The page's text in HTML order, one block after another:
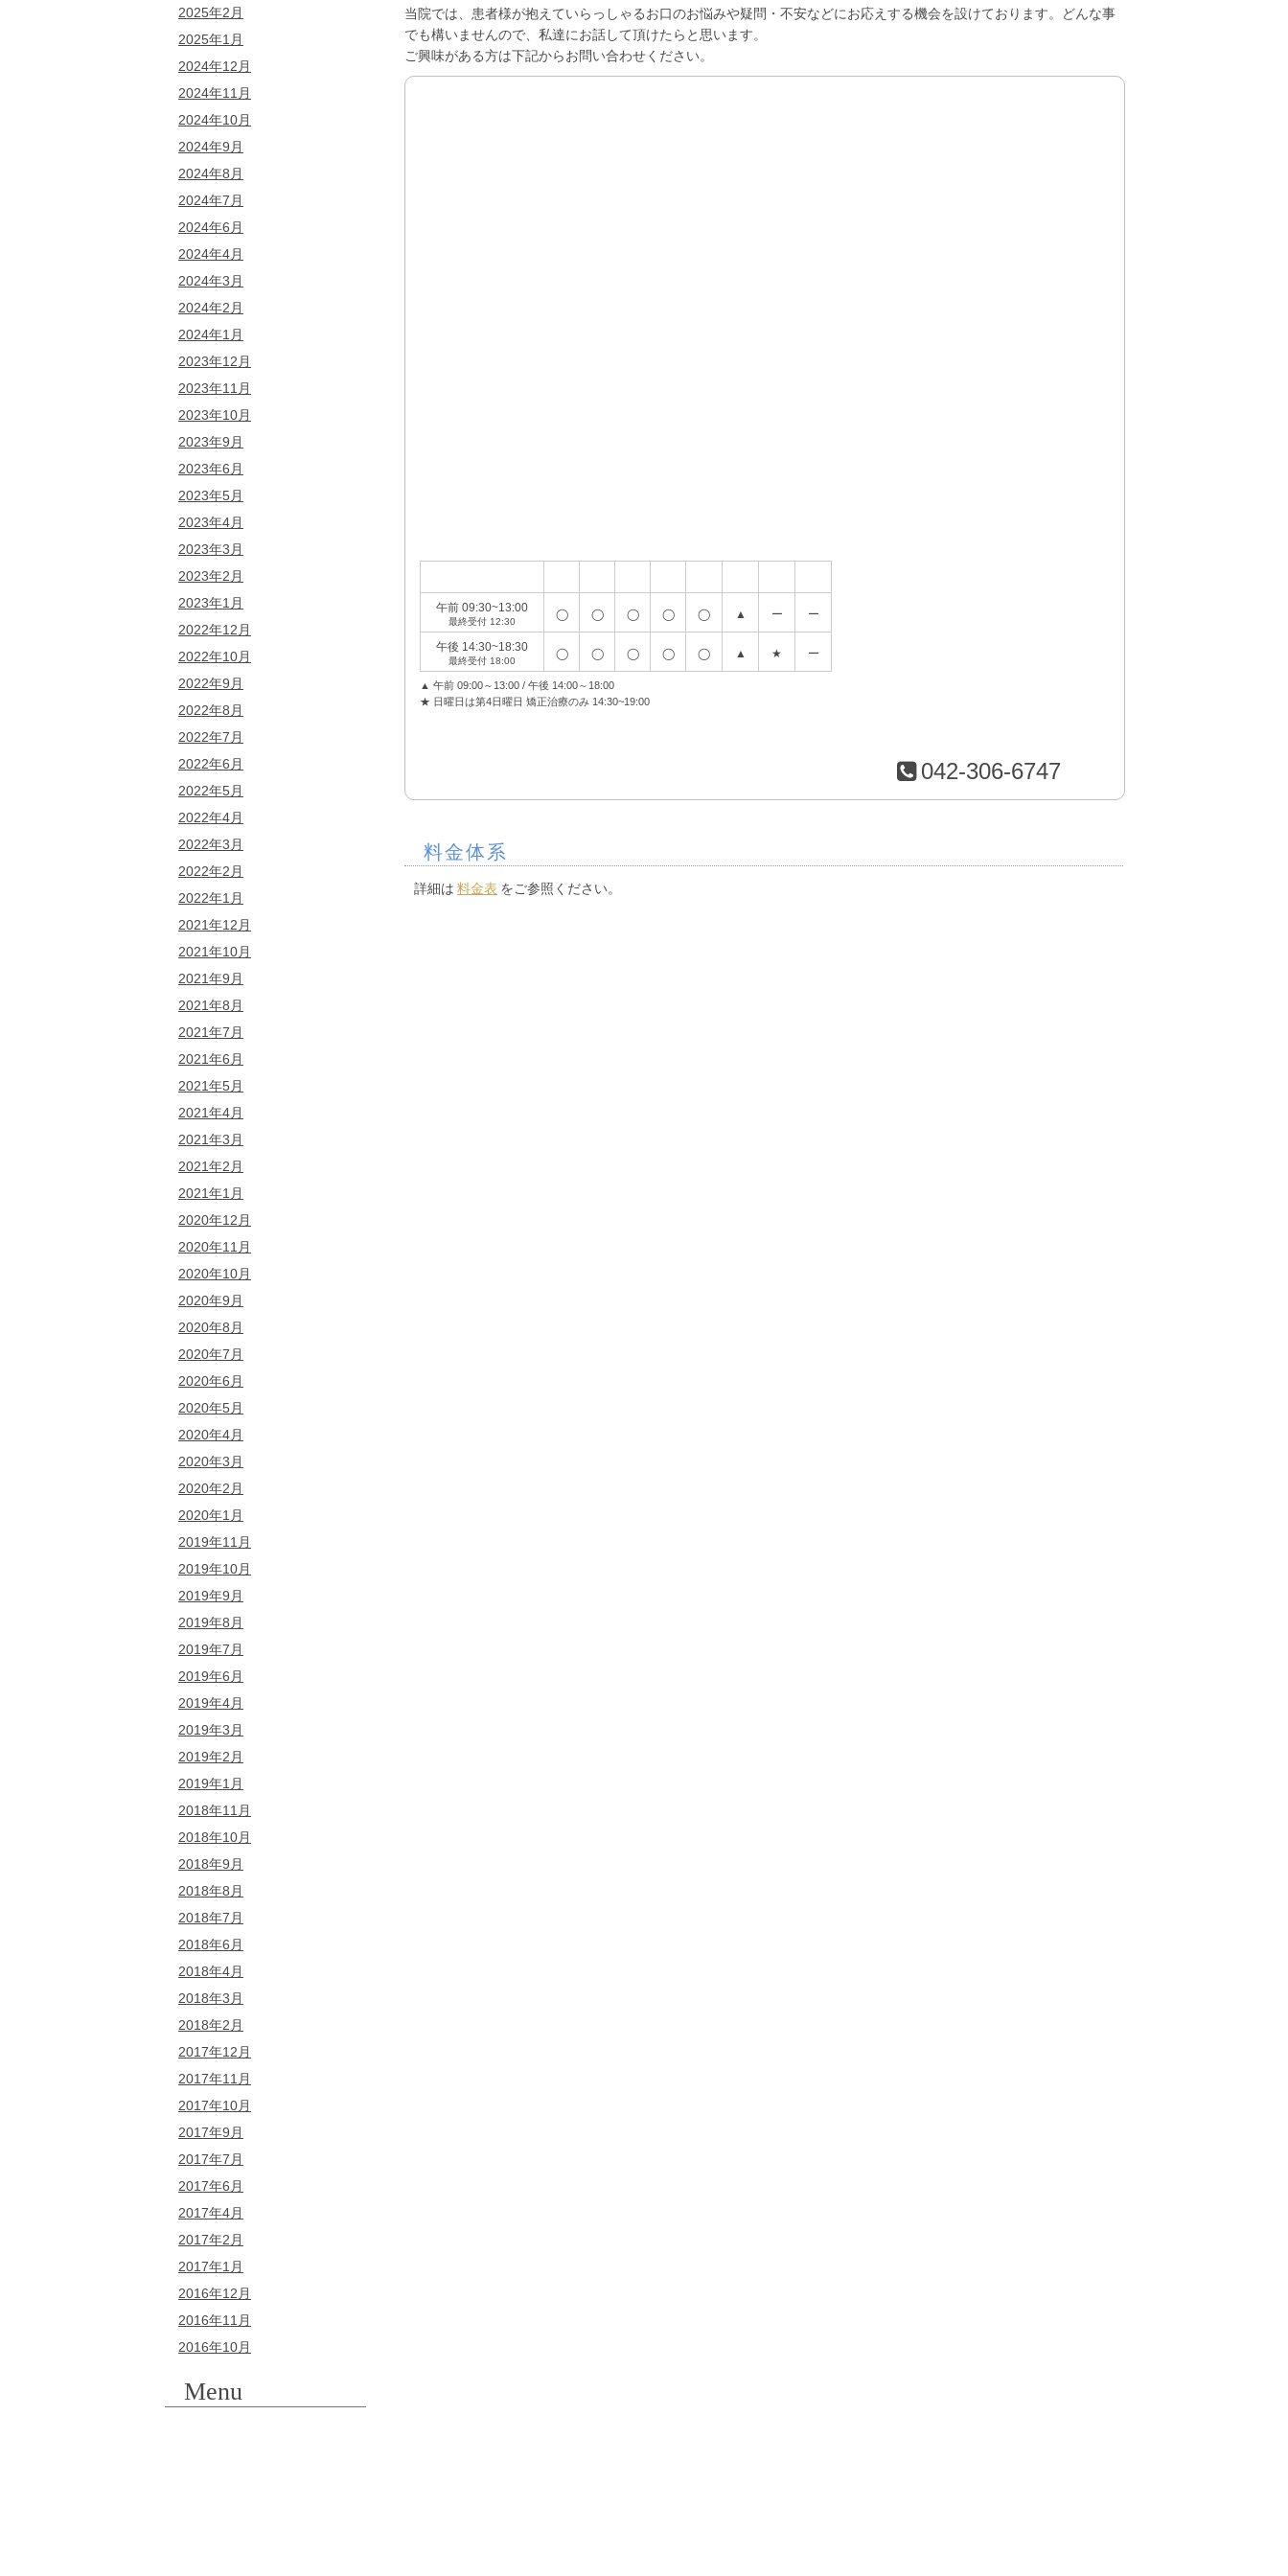
2025年2月
2025年1月
2024年12月
2024年11月
2024年10月
2024年9月
2024年8月
2024年7月
2024年6月
2024年4月
2024年3月
2024年2月
2024年1月
2023年12月
2023年11月
2023年10月
2023年9月
2023年6月
2023年5月
2023年4月
2023年3月
2023年2月
2023年1月
2022年12月
2022年10月
2022年9月
2022年8月
2022年7月
2022年6月
2022年5月
2022年4月
2022年3月
2022年2月
2022年1月
2021年12月
2021年10月
2021年9月
2021年8月
2021年7月
2021年6月
2021年5月
2021年4月
2021年3月
2021年2月
2021年1月
2020年12月
2020年11月
2020年10月
2020年9月
2020年8月
2020年7月
2020年6月
2020年5月
2020年4月
2020年3月
2020年2月
2020年1月
2019年11月
2019年10月
2019年9月
2019年8月
2019年7月
2019年6月
2019年4月
2019年3月
2019年2月
2019年1月
2018年11月
2018年10月
2018年9月
2018年8月
2018年7月
2018年6月
2018年4月
2018年3月
2018年2月
2017年12月
2017年11月
2017年10月
2017年9月
2017年7月
2017年6月
2017年4月
2017年2月
2017年1月
2016年12月
2016年11月
2016年10月
Menu
当院では、患者様が抱えていらっしゃるお口のお悩みや疑問・不安などにお応えする機会を設けております。どんな事
でも構いませんので、私達にお話して頂けたらと思います。
ご興味がある方は下記からお問い合わせください。
午前 09:30~13:00
最終受付 12:30
◯ ◯ ◯ ◯ ◯ ▲ ー ー
午後 14:30~18:30
最終受付 18:00
◯ ◯ ◯ ◯ ◯ ▲ ★ ー
▲ 午前 09:00～13:00 / 午後 14:00～18:00
★ 日曜日は第4日曜日 矯正治療のみ 14:30~19:00
042-306-6747
料金体系
詳細は 料金表 をご参照ください。